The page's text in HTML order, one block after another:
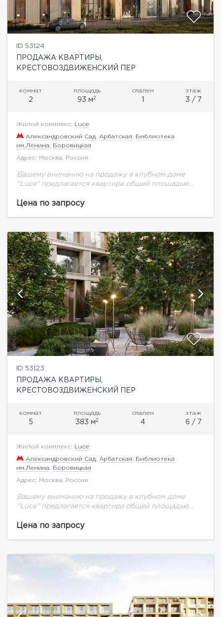
ID 53124
ПРОДАЖА КВАРТИРЫ,
КРЕСТОВОЗДВИЖЕНСКИЙ ПЕР
комнат
2
площадь
93 м2
спален
1
этаж
3 / 7
Жилой комплекс: Luce
Александровский Сад Арбатская
Библиотека
им.Ленина
Боровицкая
Адрес: Москва, Россия
Вашему вниманию на продажу в клубном доме
"Luce" предлагается квартира общей площадью
Крестовоздвиженском переулке Москвы — это
Цена по запросу
ID 53123
ПРОДАЖА КВАРТИРЫ,
КРЕСТОВОЗДВИЖЕНСКИЙ ПЕР
комнат
5
площадь
383 м2
спален
4
этаж
6 / 7
Жилой комплекс: Luce
Александровский Сад Арбатская
Библиотека
им.Ленина
Боровицкая
Адрес: Москва, Россия
Вашему вниманию на продажу в клубном доме
"Luce" предлагается квартира общей площадью
Крестовоздвиженском переулке Москвы — это
Цена по запросу